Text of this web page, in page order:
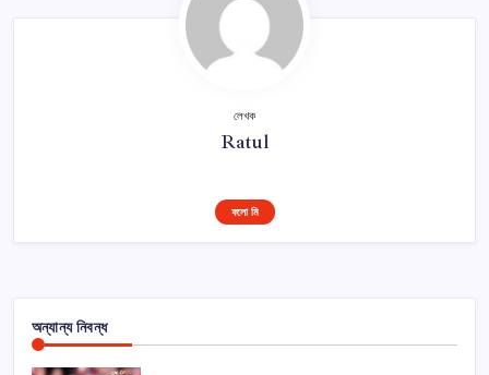
লেখক
Ratul
ফলো মি
অন্যান্য নিবন্ধ